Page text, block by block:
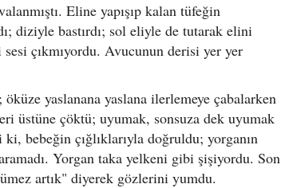
Eline yapışıp kalan tüfeğin
diziyle bastırdı; sol eliyle de tutarak elini
çıkmıyordu. Avucunun derisi yer yer
yaslanana yaslana ilerlemeye çabalarken
üstüne çöktü; uyumak, sonsuza dek uyumak
bebeğin çığlıklarıyla doğruldu; yorganın
Yorgan taka yelkeni gibi şişiyordu. Son
artık" diyerek gözlerini yumdu.